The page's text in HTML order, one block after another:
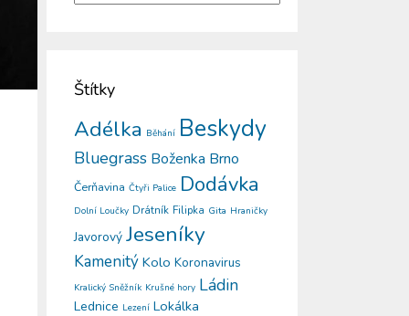
Štítky
Adélka Běhání Beskydy
Bluegrass Boženka Brno
Čerňavina Čtyři Palice Dodávka
Dolní Loučky Drátník Filipka Gita Hraničky
Javorový Jeseníky
Kamenitý Kolo Koronavirus
Kralický Sněžník Krušné hory Ládin
Lednice Lezení Lokálka